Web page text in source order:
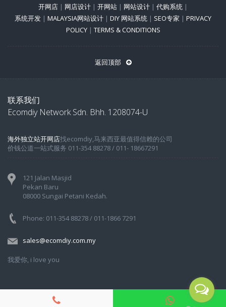
开网店 | 网店设计 | 开网站 | 网站设计 | 代购系统 |
系统开发 | MALAYSIA网站设计 | DIY 网站系统 | SEO专家 | PRIVACY
POLICY| TERMS & CONDITIONS
返回顶部
联系我们
Ecomdiy Network Sdn. Bhh. 1208074-U
海外独立站开网店找ecomdiy,马来西亚最值得信赖的公司
价钱公道一站式服务 011-354 88278 / 011- 18667291
121 Jalan Masjid
Pekan Baru
08000 Sungai Petani Kedah.
Phone: 011-354 88278 / 011-1866 7291
sales@ecomdiy.com.my
我爱你, i love you